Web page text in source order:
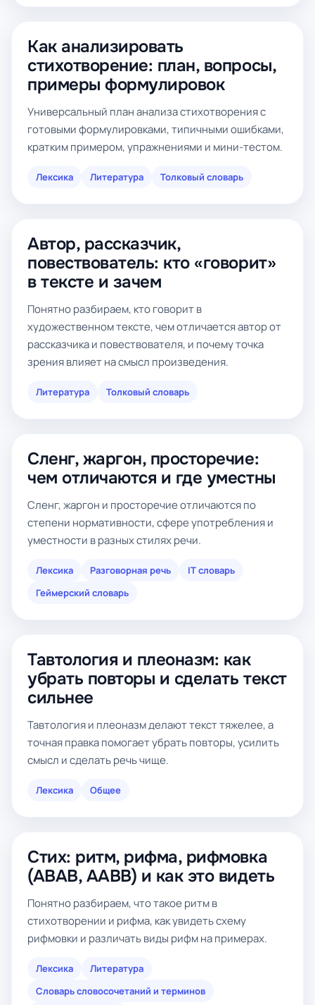
Как анализировать
стихотворение: план, вопросы,
примеры формулировок
Универсальный план анализа стихотворения с
готовыми формулировками, типичными ошибками,
кратким примером, упражнениями и мини-тестом.
Лексика Литература Толковый словарь
Автор, рассказчик,
повествователь: кто «говорит»
в тексте и зачем
Понятно разбираем, кто говорит в
художественном тексте, чем отличается автор от
рассказчика и повествователя, и почему точка
зрения влияет на смысл произведения.
Литература Толковый словарь
Сленг, жаргон, просторечие:
чем отличаются и где уместны
Сленг, жаргон и просторечие отличаются по
степени нормативности, сфере употребления и
уместности в разных стилях речи.
Лексика Разговорная речь
IT словарь
Геймерский словарь
Тавтология и плеоназм: как
убрать повторы и сделать текст
сильнее
Тавтология и плеоназм делают текст тяжелее, а
точная правка помогает убрать повторы, усилить
смысл и сделать речь чище.
Лексика Общее
Стих: ритм, рифма, рифмовка
(ABAB, AABB) и как это видеть
Понятно разбираем, что такое ритм в
стихотворении и рифма, как увидеть схему
рифмовки и различать виды рифм на примерах.
Лексика
Литература
Словарь словосочетаний и терминов